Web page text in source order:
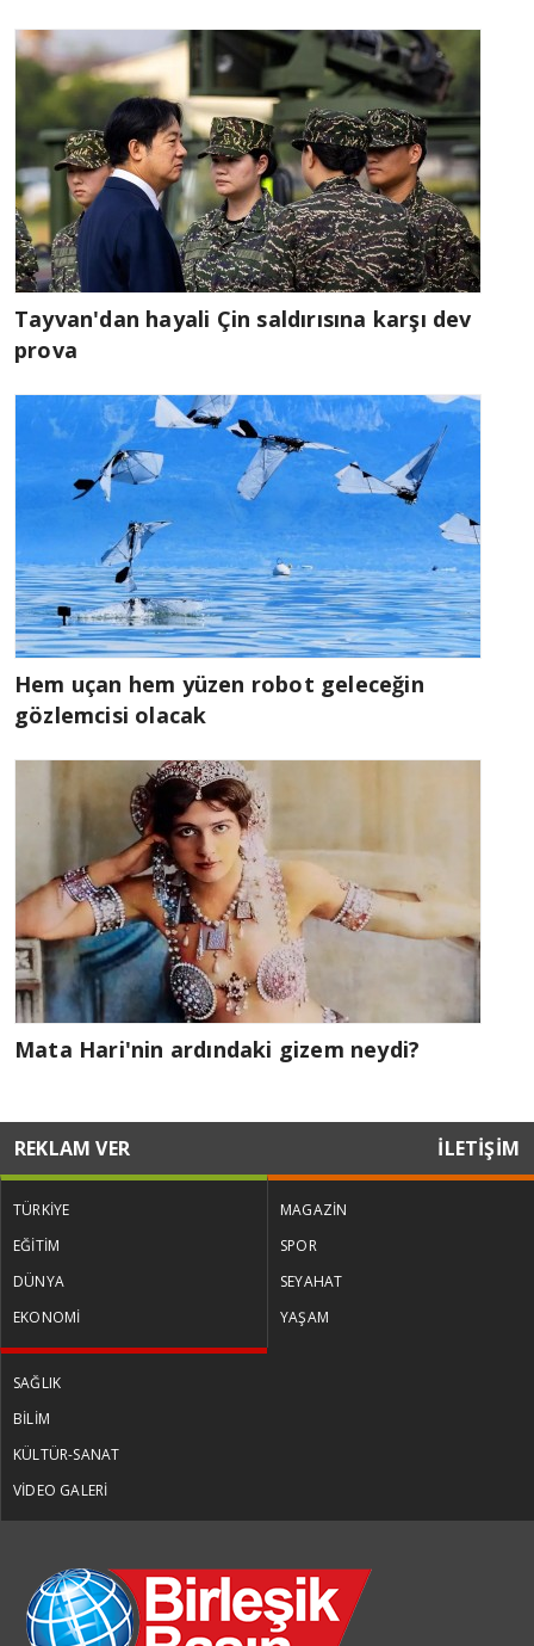
Tayvan'dan hayali Çin saldırısına karşı dev
prova
Hem uçan hem yüzen robot geleceğin
gözlemcisi olacak
Mata Hari'nin ardındaki gizem neydi?
REKLAM VER İLETİŞİM
TÜRKİYE
EĞİTİM
DÜNYA
EKONOMİ
MAGAZİN
SPOR
SEYAHAT
YAŞAM
SAĞLIK
BİLİM
KÜLTÜR-SANAT
VİDEO GALERİ